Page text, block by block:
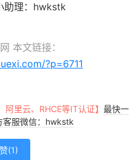
助理：hwkstk
本文链接：
?p=6711
阿里云、RHCE等IT认证】 最快一
客服微信：hwkstk
赞(1)